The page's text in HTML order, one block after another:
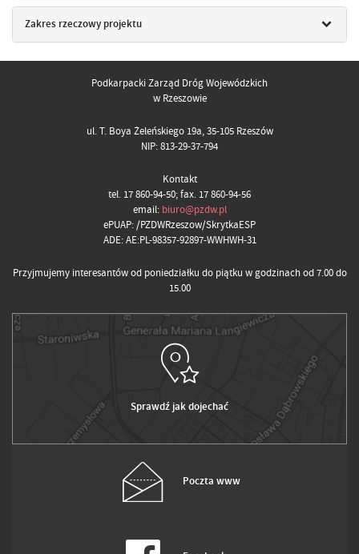
Zakres rzeczowy projektu
Podkarpacki Zarząd Dróg Wojewódzkich
w Rzeszowie
ul. T. Boya Żeleńskiego 19a, 35-105 Rzeszów
NIP: 813-29-37-794
Kontakt
tel. 17 860-94-50; fax. 17 860-94-56
email: biuro@pzdw.pl
ePUAP: /PZDWRzeszow/SkrytkaESP
ADE: AE:PL-98357-92897-WWHWH-31
Przyjmujemy interesantów od poniedziałku do piątku w godzinach od 7.00 do
15.00
Sprawdź jak dojechać
Poczta www